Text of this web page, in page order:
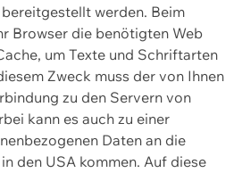
bereitgestellt werden. Beim
Browser die benötigten Web
um Texte und Schriftarten
Zweck muss der von Ihnen
zu den Servern von
kann es auch zu einer
Daten an die
den USA kommen. Auf diese